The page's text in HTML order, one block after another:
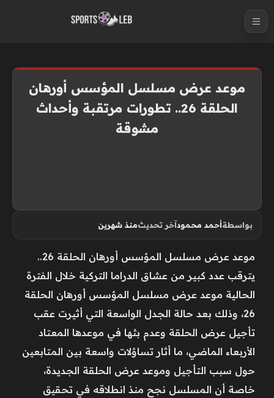
موعد عرض مسلسل المؤسس أورهان
الحلقة 26.. تطورات مرتقبة وأحداث
مشوقة
بواسطةأحمد محمودآخر تحديثمنذ شهرين
موعد عرض مسلسل المؤسس أورهان الحلقة 26..
يترقب عدد كبير من عشاق الدراما التركية خلال الفترة
الحالية موعد عرض مسلسل المؤسس أورهان الحلقة
26، وذلك بعد حالة الجدل الواسعة التي أثيرت عقب
تأجيل عرض الحلقة وعدم بثها في موعدها المعتاد
الأربعاء الماضي، ما أثار تساؤلات واسعة بين المتابعين
حول سبب التأجيل وموعد عرض الحلقة الجديدة،
خاصة أن المسلسل نجح منذ انطلاقه في تحقيق